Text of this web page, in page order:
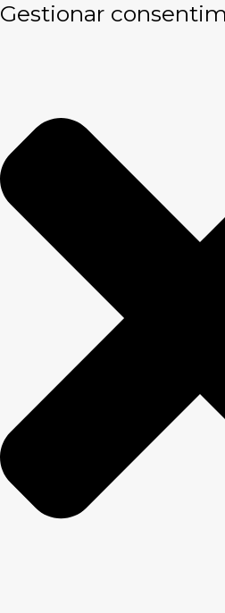
Gestionar